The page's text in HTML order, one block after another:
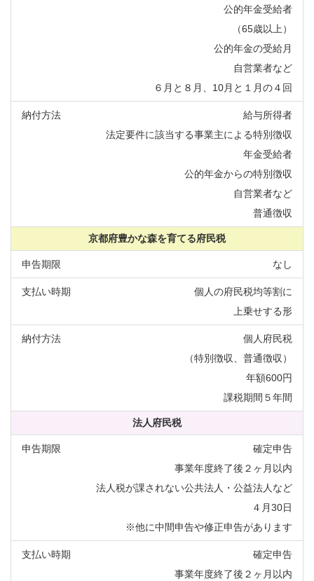
公的年金受給者
（65歳以上）
公的年金の受給月
自営業者など
６月と８月、10月と１月の４回
給与所得者
法定要件に該当する事業主による特別徴収
年金受給者
公的年金からの特別徴収
自営業者など
普通徴収
京都府豊かな森を育てる府民税
なし
個人の府民税均等割に
上乗せする形
個人府民税
（特別徴収、普通徴収）
年額600円
課税期間５年間
法人府民税
確定申告
事業年度終了後２ヶ月以内
法人税が課されない公共法人・公益法人など
４月30日
※他に中間申告や修正申告があります
確定申告
事業年度終了後２ヶ月以内